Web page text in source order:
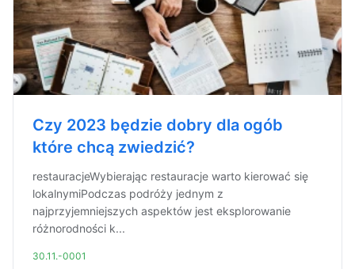
Czy 2023 będzie dobry dla ogób
które chcą zwiedzić?
restauracjeWybierając restauracje warto kierować się
lokalnymiPodczas podróży jednym z
najprzyjemniejszych aspektów jest eksplorowanie
różnorodności k...
30.11.-0001